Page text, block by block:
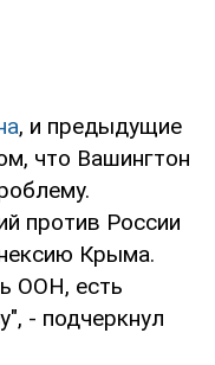
, и предыдущие
что Вашингтон
против России
Крыма.
ООН, есть
- подчеркнул